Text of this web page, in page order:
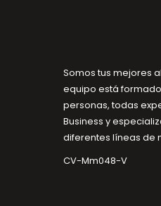
Somos tus mejores
equipo está
personas, todas
Business y
diferentes líneas de
CV-Mm048-V